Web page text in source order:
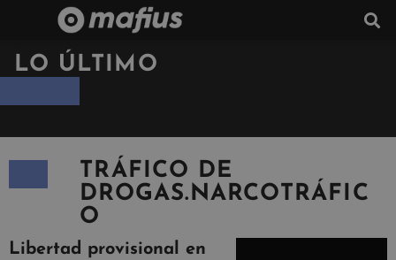
LO ÚLTIMO
TRÁFICO DE
DROGAS.NARCOTRÁFIC
O
Libertad provisional en